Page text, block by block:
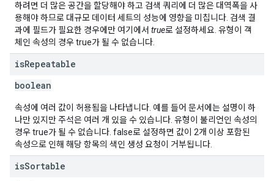
하려면 더 많은 공간을 할당해야 하고 검색 쿼리에 더 많은 대역폭을 사
용해야 하므로 대규모 데이터 세트의 성능에 영향을 미칩니다. 검색 결
과에 필드가 필요한 경우에만 여기에서 true로 설정하세요. 유형이 객
체인 속성의 경우 true가 될 수 없습니다.
isRepeatable
boolean
속성에 여러 값이 허용됨을 나타냅니다. 예를 들어 문서에는 설명이 하
나만 있지만 주석은 여러 개 있을 수 있습니다. 유형이 불리언인 속성의
경우 true가 될 수 없습니다. false로 설정하면 값이 2개 이상 포함된
속성으로 인해 해당 항목의 색인 생성 요청이 거부됩니다.
isSortable